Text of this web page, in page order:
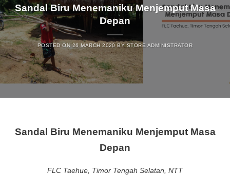
Sandal Biru Menemaniku Menjemput Masa
Depan
POSTED ON26 MARCH 2020 BY STORE ADMINISTRATOR
Sandal Biru Menemaniku Menjemput Masa
Depan
FLC Taehue, Timor Tengah Selatan, NTT